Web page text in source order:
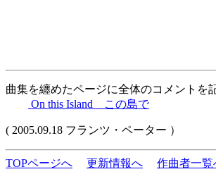
曲集を纏めたページに全体のコメントを
On this Island この島で
( 2005.09.18 フランツ・ペーター ）
TOPページへ 更新情報へ 作曲者一覧